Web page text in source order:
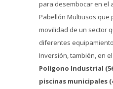
para desembocar en el
Pabellón Multiusos que
movilidad de un sector
diferentes
Inversión, también, en el
Polígono Industrial
piscinas municipales